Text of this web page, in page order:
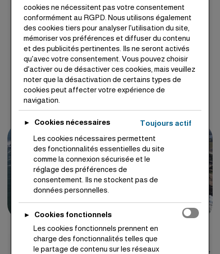
Statut
Clôturé
Type
Lots pour villas
Superficies
200 m² à 495 m²
Emplacement
Val d'Or, Harhoura
cookies ne nécessitent pas votre consentement
conformément au RGPD. Nous utilisons également
des cookies tiers pour analyser l'utilisation du site,
mémoriser vos préférences et diffuser du contenu
et des publicités pertinentes. Ils ne seront activés
qu'avec votre consentement. Vous pouvez choisir
d'activer ou de désactiver ces cookies, mais veuillez
noter que la désactivation de certains types de
cookies peut affecter votre expérience de
navigation.
► Cookies nécessaires
Toujours actif
Les cookies nécessaires permettent
des fonctionnalités essentielles du site
comme la connexion sécurisée et le
réglage des préférences de
consentement. Ils ne stockent pas de
données personnelles.
►
Cookies fonctionnels
Les cookies fonctionnels prennent en
charge des fonctionnalités telles que
le partage de contenu sur les réseaux